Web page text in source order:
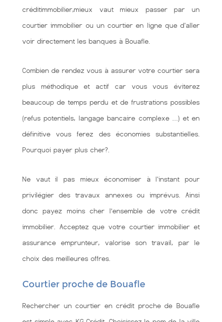
créditimmobilier,mieux vaut mieux passer par un
courtier immobilier ou un courtier en ligne que d'aller
voir directement les banques à Bouafle.
Combien de rendez vous à assurer votre courtier sera
plus méthodique et actif car vous vous éviterez
beaucoup de temps perdu et de frustrations possibles
(refus potentiels, langage bancaire complexe …) et en
définitive vous ferez des économies substantielles.
Pourquoi payer plus cher?.
Ne vaut il pas mieux économiser à l'instant pour
privilégier des travaux annexes ou imprévus. Ainsi
donc payez moins cher l’ensemble de votre crédit
immobilier. Acceptez que votre courtier immobilier et
assurance emprunteur, valorise son travail, par le
choix des meilleures offres.
Courtier proche de Bouafle
Rechercher un courtier en crédit proche de Bouafle